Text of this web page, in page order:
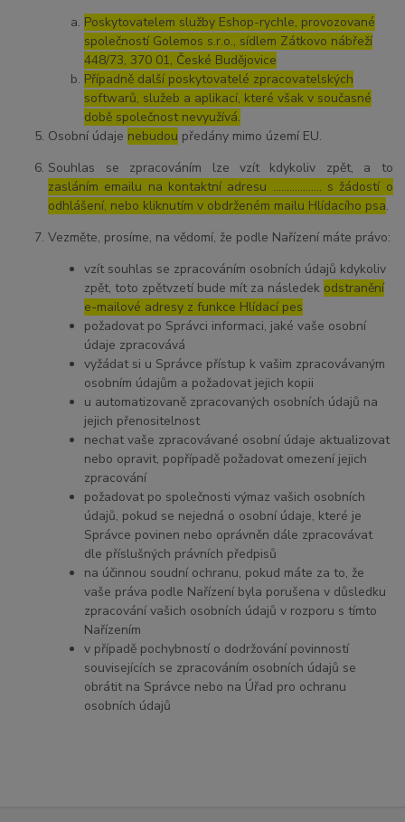
Poskytovatelem služby Eshop-rychle, provozované
společností Golemos s.r.o., sídlem Zátkovo nábřeží
448/73, 370 01, České Budějovice
Případně další poskytovatelé zpracovatelských
softwarů, služeb a aplikací, které však v současné
době společnost nevyužívá.
Osobní údaje nebudou předány mimo území EU.
Souhlas se zpracováním lze vzít kdykoliv zpět, a to
zasláním emailu na kontaktní adresu ..……………. s žádostí o
odhlášení, nebo kliknutím v obdrženém mailu Hlídacího psa.
Vezměte, prosíme, na vědomí, že podle Nařízení máte právo:
vzít souhlas se zpracováním osobních údajů kdykoliv
zpět, toto zpětvzetí bude mít za následek odstranění
e-mailové adresy z funkce Hlídací pes
požadovat po Správci informaci, jaké vaše osobní
údaje zpracovává
vyžádat si u Správce přístup k vašim zpracovávaným
osobním údajům a požadovat jejich kopii
u automatizovaně zpracovaných osobních údajů na
jejich přenositelnost
nechat vaše zpracovávané osobní údaje aktualizovat
nebo opravit, popřípadě požadovat omezení jejich
zpracování
požadovat po společnosti výmaz vašich osobních
údajů, pokud se nejedná o osobní údaje, které je
Správce povinen nebo oprávněn dále zpracovávat
dle příslušných právních předpisů
na účinnou soudní ochranu, pokud máte za to, že
vaše práva podle Nařízení byla porušena v důsledku
zpracování vašich osobních údajů v rozporu s tímto
Nařízením
v případě pochybností o dodržování povinností
souvisejících se zpracováním osobních údajů se
obrátit na Správce nebo na Úřad pro ochranu
osobních údajů